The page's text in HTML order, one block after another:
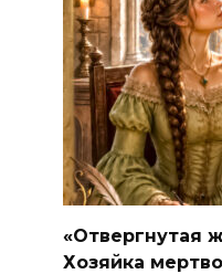
«Отвергнутая
Хозяйка